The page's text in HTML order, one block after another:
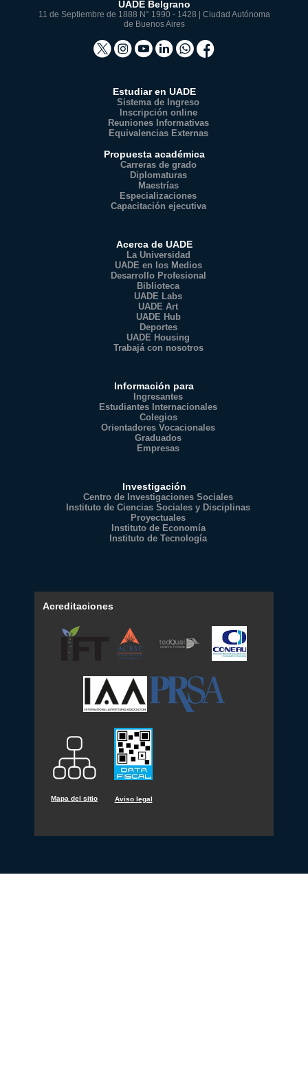
UADE Belgrano
11 de Septiembre de 1888 N° 1990 - 1428 | Ciudad Autónoma
de Buenos Aires
Estudiar en UADE
Sistema de Ingreso
Inscripción online
Reuniones Informativas
Equivalencias Externas
Propuesta académica
Carreras de grado
Diplomaturas
Maestrías
Especializaciones
Capacitación ejecutiva
Acerca de UADE
La Universidad
UADE en los Medios
Desarrollo Profesional
Biblioteca
UADE Labs
UADE Art
UADE Hub
Deportes
UADE Housing
Trabajá con nosotros
Información para
Ingresantes
Estudiantes Internacionales
Colegios
Orientadores Vocacionales
Graduados
Empresas
Investigación
Centro de Investigaciones Sociales
Instituto de Ciencias Sociales y Disciplinas
Proyectuales
Instituto de Economía
Instituto de Tecnología
Acreditaciones
Mapa del sitio Aviso legal